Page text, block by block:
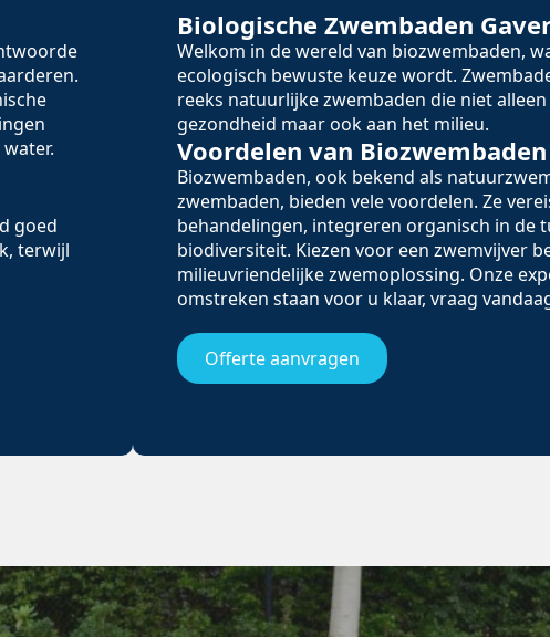
goed
terwijl
Biologische Zwembaden
Welkom in de wereld van biozwembaden,
ecologisch bewuste keuze wordt.
reeks natuurlijke zwembaden die niet
gezondheid maar ook aan het milieu.
Voordelen van Biozwembaden
Biozwembaden, ook bekend als
zwembaden, bieden vele voordelen. Ze
behandelingen, integreren organisch in de
biodiversiteit. Kiezen voor een zwemvijver
milieuvriendelijke zwemoplossing. Onze
omstreken staan voor u klaar, vraag
Offerte aanvragen